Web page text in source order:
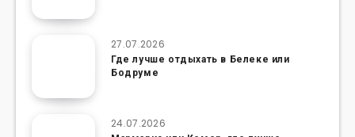
27.07.2026
Где лучше отдыхать в Белеке или
Бодруме
24.07.2026